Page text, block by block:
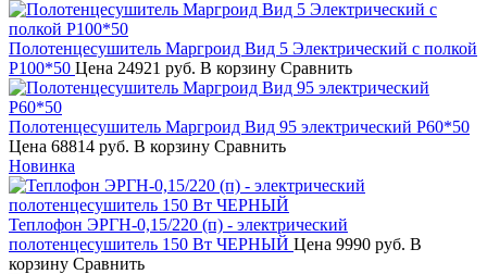
Полотенцесушитель Маргроид Вид 5 Электрический с полкой
Р100*50 Цена 24921 руб. В корзину Сравнить
Полотенцесушитель Маргроид Вид 95 электрический Р60*50
Цена 68814 руб. В корзину Сравнить
Новинка
Теплофон ЭРГН-0,15/220 (п) - электрический
полотенцесушитель 150 Вт ЧЕРНЫЙ Цена 9990 руб. В
корзину Сравнить